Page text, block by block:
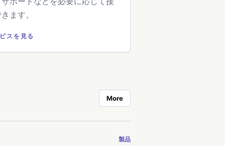
ます。
スを見る
More
製品